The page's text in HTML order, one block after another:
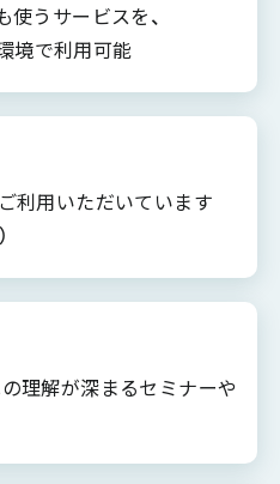
使うサービスを、
境で利用可能
利用いただいています
理解が深まるセミナーや